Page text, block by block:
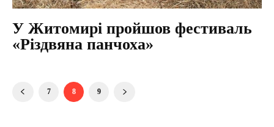
У Житомирі пройшов фестиваль
«Різдвяна панчоха»
7 8 9